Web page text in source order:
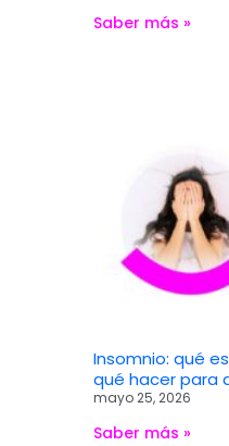
Saber más »
Insomnio: qué
qué hacer para
mayo 25, 2026
Saber más »